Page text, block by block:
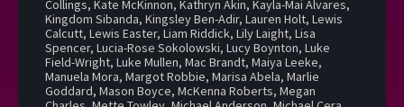
Collings, Kate McKinnon, Kathryn Akin, Kayla-Mai Alvares,
Kingdom Sibanda, Kingsley Ben-Adir, Lauren Holt, Lewis
Calcutt, Lewis Easter, Liam Riddick, Lily Laight, Lisa
Spencer, Lucia-Rose Sokolowski, Lucy Boynton, Luke
Field-Wright, Luke Mullen, Mac Brandt, Maiya Leeke,
Manuela Mora, Margot Robbie, Marisa Abela, Marlie
Goddard, Mason Boyce, McKenna Roberts, Megan